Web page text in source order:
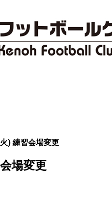
) 練習会場変更
場変更